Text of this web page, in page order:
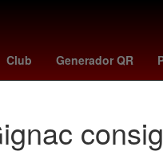
Club Generador QR
Cielo partidos de